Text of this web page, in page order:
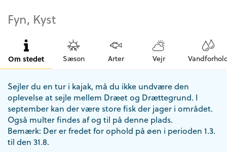
Fyn, Kyst
Om stedet Sæson Arter Vejr
Sejler du en tur i kajak, må du ikke undvære den
oplevelse at sejle mellem Dræet og Drættegrund. I
september kan der være store fisk der jager i området.
Også multer findes af og til på denne plads.
Bemærk: Der er fredet for ophold på øen i perioden 1.3.
til den 31.8.